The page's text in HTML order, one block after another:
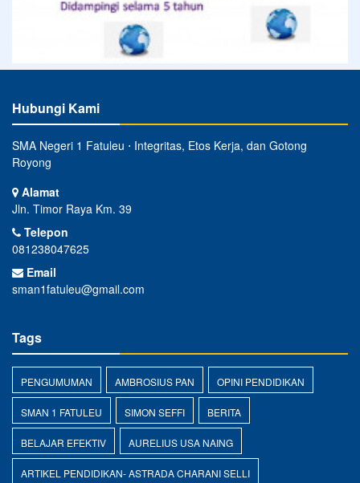
Hubungi Kami
SMA Negeri 1 Fatuleu ⋅ Integritas, Etos Kerja, dan Gotong
Royong
Alamat
Jln. Timor Raya Km. 39
Telepon
081238047625
Email
sman1fatuleu@gmail.com
Tags
PENGUMUMAN AMBROSIUS PAN OPINI PENDIDIKAN
SMAN 1 FATULEU SIMON SEFFI BERITA
BELAJAR EFEKTIV AURELIUS USA NAING
ARTIKEL PENDIDIKAN- ASTRADA CHARANI SELLI